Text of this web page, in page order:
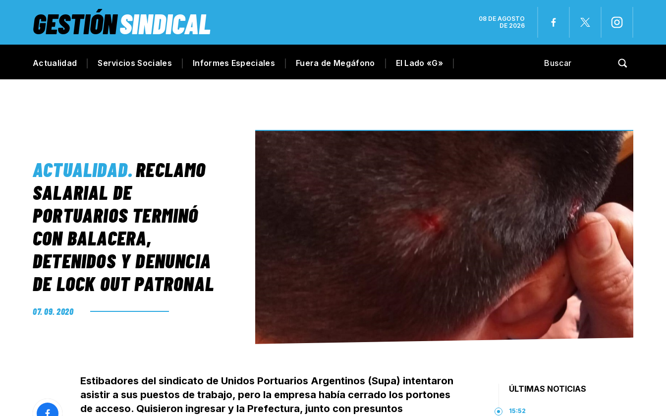
GESTIÓNSINDICAL
08 DE AGOSTO
DE 2026
Actualidad Servicios Sociales Informes Especiales Fuera de Megáfono El Lado «G»
ACTUALIDAD.RECLAMO
SALARIAL DE
PORTUARIOS TERMINÓ
CON BALACERA,
DETENIDOS Y DENUNCIA
DE LOCK OUT PATRONAL
07. 09. 2020
Estibadores del sindicato de Unidos Portuarios Argentinos (Supa) intentaron
asistir a sus puestos de trabajo, pero la empresa había cerrado los portones
de acceso. Quisieron ingresar y la Prefectura, junto con presuntos
ÚLTIMAS NOTICIAS
15:52